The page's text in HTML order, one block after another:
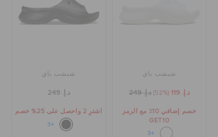
شبشب باي
د.إ. 119 (52%) د.إ. 249
خصم إضافي 10٪ مع الرمز
GET10
+3
شبشب باي
د.إ. 249
اشترِ 2 واحصل على 25% خصم
+3